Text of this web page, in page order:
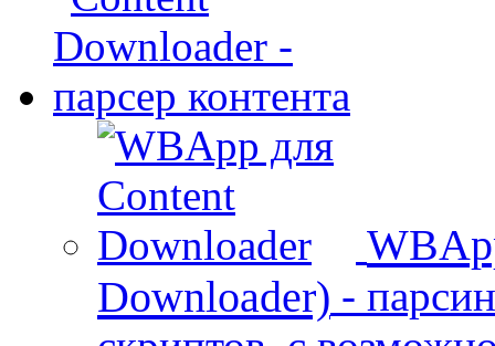
Downloader) -